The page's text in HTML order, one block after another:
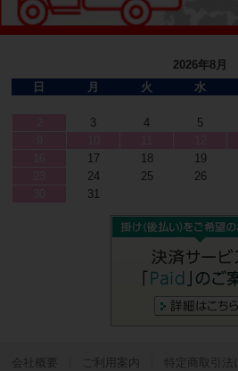
2026年8月
日
月 火 水
3 4 5
17 18 19
24 25 26
31
会社概要 ご利用案内 特定商取引法